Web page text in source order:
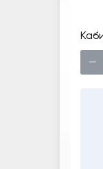
−